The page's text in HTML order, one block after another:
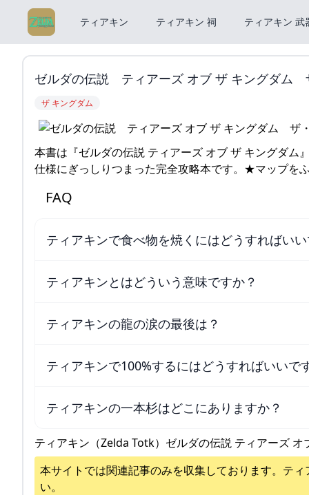
ティアキン ティアキン 祠 ティアキン 武
ゼルダの伝説 ティアーズ オブ ザ キングダム
ザ キングダム
本書は『ゼルダの伝説 ティアーズ オブ ザ キングダム
仕様にぎっしりつまった完全攻略本です。★マップを
FAQ
ティアキンで食べ物を焼くにはどうすればい
ティアキンとはどういう意味ですか？
ティアキンの龍の涙の最後は？
ティアキンで100%するにはどうすればいいで
ティアキンの一本杉はどこにありますか？
ティアキン（Zelda Totk）ゼルダの伝説 ティアーズ
本サイトでは関連記事のみを収集しております。 ティ
い。